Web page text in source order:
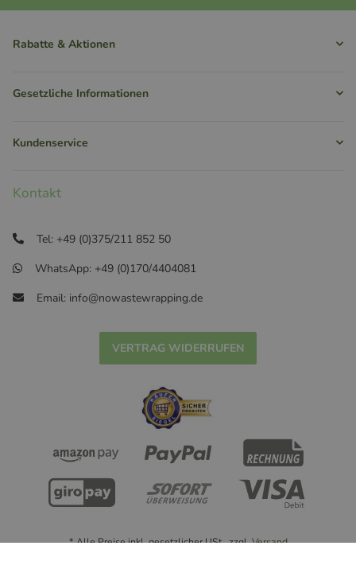
Rabatte & Aktionen
Gesetzliche Informationen
Kundenservice
Kontakt
Tel: +49 (0)375/211 852 50
WhatsApp: +49 (0)170/4404081
Email: info@nowastewrapping.de
VERTRAG WIDERRUFEN
* Alle Preise inkl. gesetzlicher USt., zzgl.Versand